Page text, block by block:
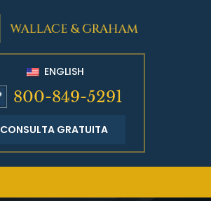
ENGLISH
800-849-5291
CONSULTA GRATUITA